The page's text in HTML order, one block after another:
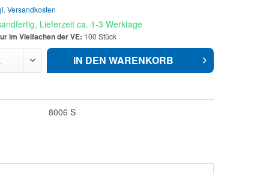
Versandkosten
Lieferzeit ca. 1-3 Werktage
im Vielfachen der VE: 100 Stück
IN DEN WARENKORB
8006 S